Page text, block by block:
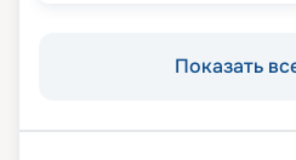
Показать